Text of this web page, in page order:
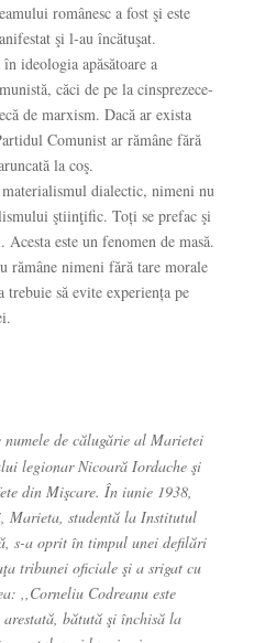
românesc a fost şi este
şi l-au încătuşat.
ideologia apăsătoare a
căci de pe la cinsprezece-
de marxism. Dacă ar exista
Comunist ar rămâne fără
la coş.
dialectic, nimeni nu
ştiinţific. Toți se prefac şi
este un fenomen de masă.
rămâne nimeni fără tare morale
să evite experiența pe
de călugărie al Marietei
legionar Nicoară Iordache şi
din Mişcare. În iunie 1938,
Marieta, studentă la Institutul
s-a oprit în timpul unei defilări
tribunei oficiale şi a srigat cu
,,Corneliu Codreanu este
bătută şi închisă la